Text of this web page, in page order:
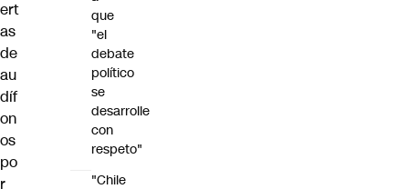
ert
as
de
au
díf
on
os
po
r
que
"el
debate
político
se
desarrolle
con
respeto"
"Chile